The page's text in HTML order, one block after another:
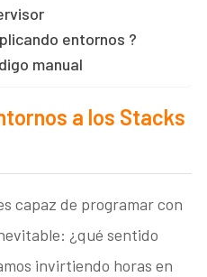
entornos ?
manual
a los Stacks
capaz de programar con
¿qué sentido
invirtiendo horas en